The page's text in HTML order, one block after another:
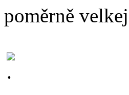
poměrně